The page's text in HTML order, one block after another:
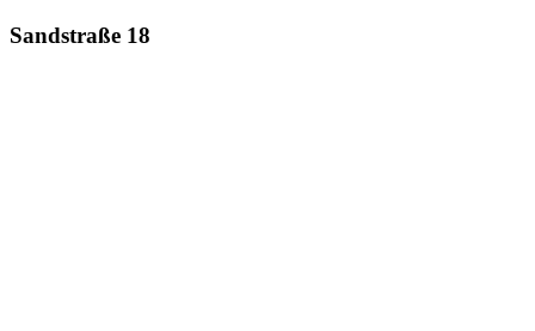
Sandstraße 18